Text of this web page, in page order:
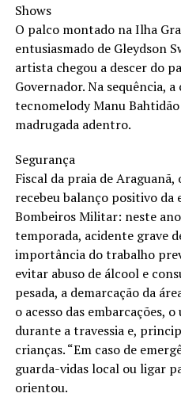
Shows
O palco montado na Ilha
entusiasmado de Gleydson
artista chegou a descer do
Governador. Na sequência,
tecnomelody Manu
madrugada adentro.
Segurança
Fiscal da praia de Araguanã,
recebeu balanço positivo da
Bombeiros Militar: neste
temporada, acidente grave
importância do trabalho
evitar abuso de álcool e
pesada, a demarcação da
o acesso das embarcações,
durante a travessia e,
crianças. “Em caso de
guarda-vidas local ou ligar
orientou.